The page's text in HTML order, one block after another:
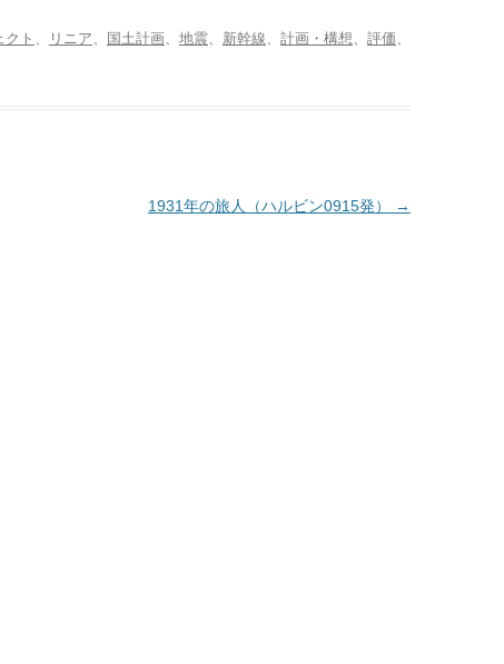
y
n
クト 、 リニア、 国土計画、 地震、 新幹線、 計画・構想、 評価、
1931年の旅人（ハルビン0915発） →